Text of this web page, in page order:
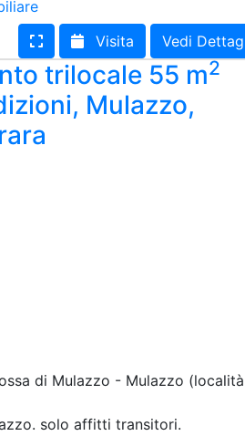
Visita
Vedi
trilocale 55 m2
Mulazzo,
di Mulazzo - Mulazzo (località
solo affitti transitori.